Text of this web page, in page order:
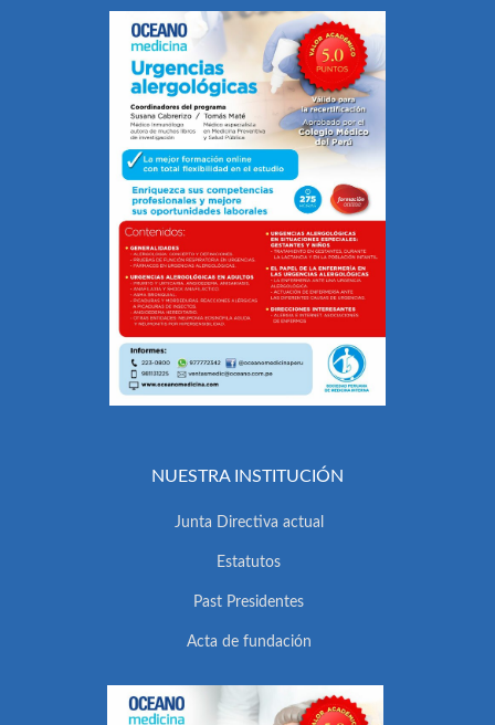
NUESTRA INSTITUCIÓN
Junta Directiva actual
Estatutos
Past Presidentes
Acta de fundación